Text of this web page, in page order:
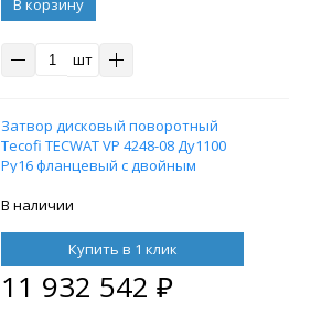
шт
Затвор дисковый поворотный
Tecofi TECWAT VP 4248-08 Ду1100
Ру16 фланцевый с двойным
диск - чугун, уплотнение - EPDM, с
В наличии
Купить в 1 клик
11 932 542 ₽